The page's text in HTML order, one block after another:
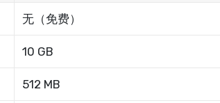
无（免费）
10 GB
512 MB